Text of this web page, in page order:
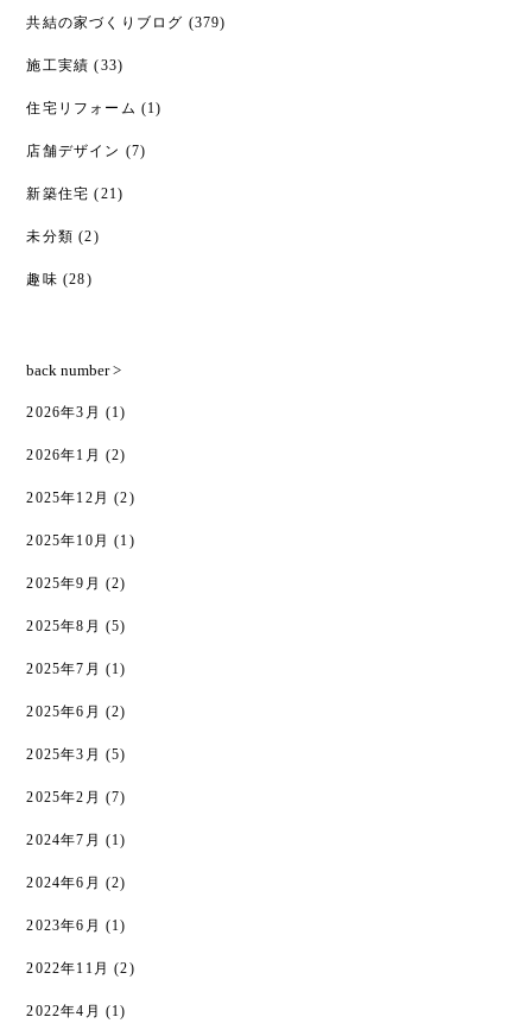
共結の家づくりブログ (379)
施工実績 (33)
住宅リフォーム (1)
店舗デザイン (7)
新築住宅 (21)
未分類 (2)
趣味 (28)
back number >
2026年3月 (1)
2026年1月 (2)
2025年12月 (2)
2025年10月 (1)
2025年9月 (2)
2025年8月 (5)
2025年7月 (1)
2025年6月 (2)
2025年3月 (5)
2025年2月 (7)
2024年7月 (1)
2024年6月 (2)
2023年6月 (1)
2022年11月 (2)
2022年4月 (1)